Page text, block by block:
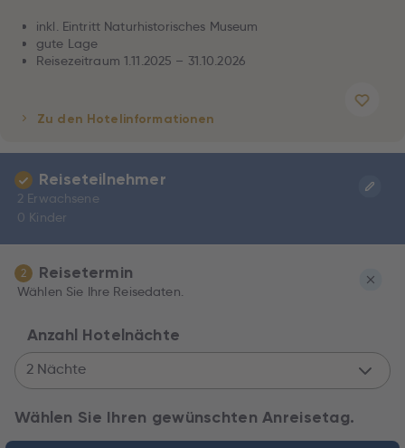
inkl. Eintritt Naturhistorisches Museum
gute Lage
Reisezeitraum 1.11.2025 – 31.10.2026
Zu den Hotelinformationen
Reiseteilnehmer
2 Erwachsene
0 Kinder
2 Reisetermin
Wählen Sie Ihre Reisedaten.
Anzahl Hotelnächte
2 Nächte
Wählen Sie Ihren gewünschten Anreisetag.